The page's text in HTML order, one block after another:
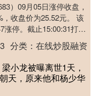
）09月05日涨停收盘，
，收盘价为25.52元。 该
涨停。截止15:00:31打开
分类：在线炒股融资
小龙被曝离世1天，
天，原来他和杨少华